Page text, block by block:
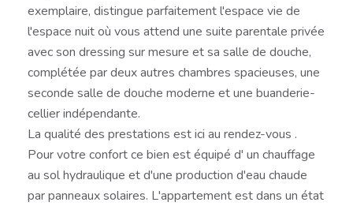
exemplaire, distingue parfaitement l'espace vie de
l'espace nuit où vous attend une suite parentale privée
avec son dressing sur mesure et sa salle de douche,
complétée par deux autres chambres spacieuses, une
seconde salle de douche moderne et une buanderie-
cellier indépendante.
La qualité des prestations est ici au rendez-vous .
Pour votre confort ce bien est équipé d' un chauffage
au sol hydraulique et d'une production d'eau chaude
par panneaux solaires. L'appartement est dans un état